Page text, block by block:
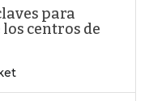
para
centros de